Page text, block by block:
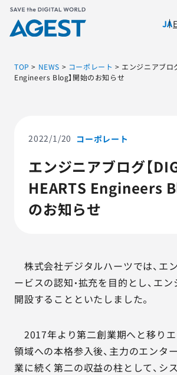
JA
ソリューション・サービス
脆弱性リスク管理ツール
TFACT (AIテストツール)
AGESTの強み
セミナー・イベント
事例紹介
品質コラム
TOP > NEWS > コーポレート > エンジニアブロ
Engineers Blog】開始のお知らせ
2022/1/20 コーポレート
エンジニアブログ【
HEARTS Engineers
のお知らせ
株式会社デジタルハーツでは、エ
ービスの認知・拡充を目的とし、エ
開設することといたしました。
2017年より第二創業期へと移り
領域への本格参入後、主力のエンタ
業に続く第二の収益の柱として、シ